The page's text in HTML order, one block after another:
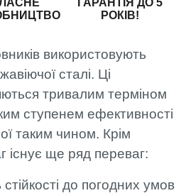
РОКІВ!
використовують
сталі. Ці
тривалим терміном
ступенем ефективності
таким чином. Крім
існує ще ряд переваг:
стійкості до погодних умов